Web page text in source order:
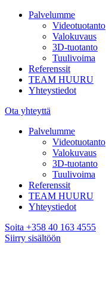
Palvelumme
Videotuotanto
Valokuvaus
3D-tuotanto
Tuulivoima
Referenssit
TEAM HUURU
Yhteystiedot
Ota yhteyttä
Palvelumme
Videotuotanto
Valokuvaus
3D-tuotanto
Tuulivoima
Referenssit
TEAM HUURU
Yhteystiedot
Soita +358 40 163 4555
Siirry sisältöön